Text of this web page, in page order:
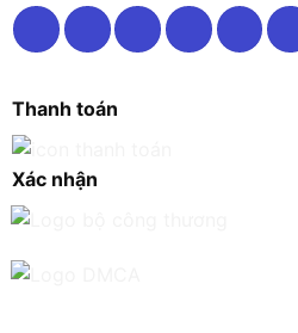
Thanh toán
Xác nhận